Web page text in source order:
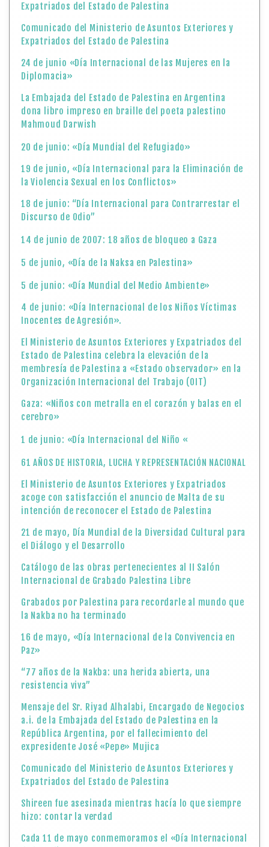
Expatriados del Estado de Palestina
Comunicado del Ministerio de Asuntos Exteriores y
Expatriados del Estado de Palestina
24 de junio «Día Internacional de las Mujeres en la
Diplomacia»
La Embajada del Estado de Palestina en Argentina
dona libro impreso en braille del poeta palestino
Mahmoud Darwish
20 de junio: «Día Mundial del Refugiado»
19 de junio, «Día Internacional para la Eliminación de
la Violencia Sexual en los Conflictos»
18 de junio: “Día Internacional para Contrarrestar el
Discurso de Odio”
14 de junio de 2007: 18 años de bloqueo a Gaza
5 de junio, «Día de la Naksa en Palestina»
5 de junio: «Día Mundial del Medio Ambiente»
4 de junio: «Día Internacional de los Niños Víctimas
Inocentes de Agresión».
El Ministerio de Asuntos Exteriores y Expatriados del
Estado de Palestina celebra la elevación de la
membresía de Palestina a «Estado observador» en la
Organización Internacional del Trabajo (OIT)
Gaza: «Niños con metralla en el corazón y balas en el
cerebro»
1 de junio: «Día Internacional del Niño «
61 AÑOS DE HISTORIA, LUCHA Y REPRESENTACIÓN NACIONAL
El Ministerio de Asuntos Exteriores y Expatriados
acoge con satisfacción el anuncio de Malta de su
intención de reconocer el Estado de Palestina
21 de mayo, Día Mundial de la Diversidad Cultural para
el Diálogo y el Desarrollo
Catálogo de las obras pertenecientes al II Salón
Internacional de Grabado Palestina Libre
Grabados por Palestina para recordarle al mundo que
la Nakba no ha terminado
16 de mayo, «Día Internacional de la Convivencia en
Paz»
“77 años de la Nakba: una herida abierta, una
resistencia viva”
Mensaje del Sr. Riyad Alhalabi, Encargado de Negocios
a.i. de la Embajada del Estado de Palestina en la
República Argentina, por el fallecimiento del
expresidente José «Pepe» Mujica
Comunicado del Ministerio de Asuntos Exteriores y
Expatriados del Estado de Palestina
Shireen fue asesinada mientras hacía lo que siempre
hizo: contar la verdad
Cada 11 de mayo conmemoramos el «Día Internacional